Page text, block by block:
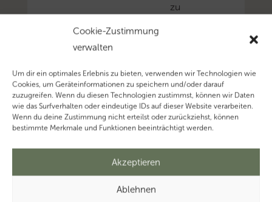
Cookie-Zustimmung
verwalten
Um dir ein optimales Erlebnis zu bieten, verwenden wir Technologien wie
Cookies, um Geräteinformationen zu speichern und/oder darauf
zuzugreifen. Wenn du diesen Technologien zustimmst, können wir Daten
wie das Surfverhalten oder eindeutige IDs auf dieser Website verarbeiten.
Wenn du deine Zustimmung nicht erteilst oder zurückziehst, können
bestimmte Merkmale und Funktionen beeinträchtigt werden.
Akzeptieren
Ablehnen
zu
Jahr
im
Homeoffice
arbeiten,